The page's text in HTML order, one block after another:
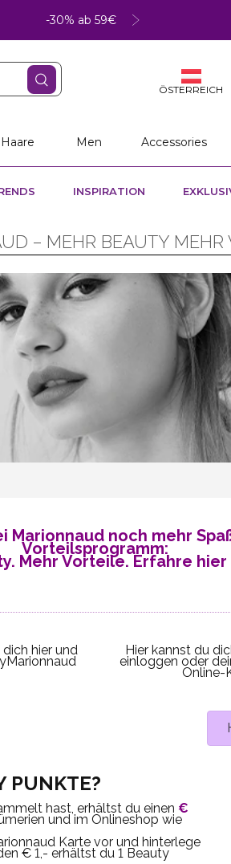
-30% ab 59€
ÖSTERREICH
Haare Men Accessories
INSPIRATION
– MEHR BEAUTY MEHR
noch mehr
Vorteilsprogramm:
Mehr Vorteile. Erfahre hier
hier und Hier kannst du
einloggen oder
Online-
PUNKTE?
hast, erhältst du einen €
und im Onlineshop wie
Karte vor und hinterlege
€ 1,- erhältst du 1 Beauty